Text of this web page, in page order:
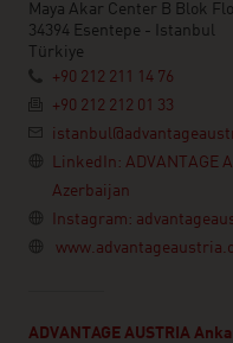
Maya Akar Center B Blok
34394 Esentepe - Istanbul
Türkiye
+90 212 211 14 76
+90 212 212 01 33
LinkedIn: ADVANTAGE
Azerbaijan
Instagram:
ADVANTAGE AUSTRIA